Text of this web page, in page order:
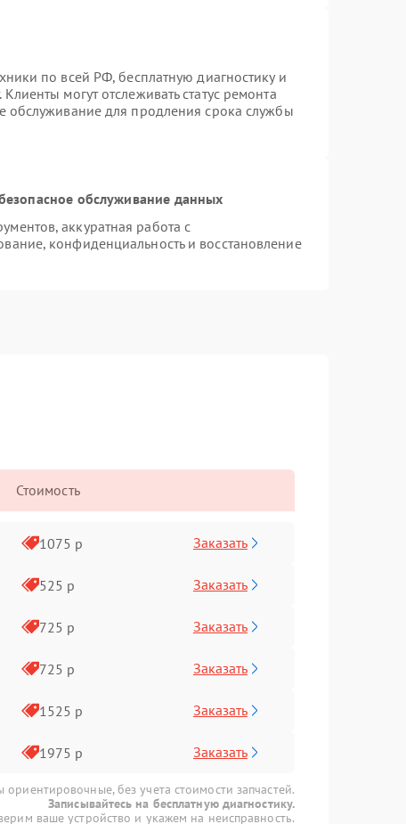
по всей РФ, бесплатную диагностику и
могут отслеживать статус ремонта
обслуживание для продления срока службы
обслуживание данных
аккуратная работа с
конфиденциальность и восстановление
Стоимость
1075 р Заказать
525 р Заказать
725 р Заказать
725 р Заказать
1525 р Заказать
1975 р Заказать
без учета стоимости запчастей.
Записывайтесь на бесплатную диагностику.
ваше устройство и укажем на неисправность.